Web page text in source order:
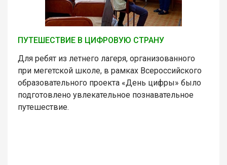
ПУТЕШЕСТВИЕ В ЦИФРОВУЮ СТРАНУ
Для ребят из летнего лагеря, организованного
при мегетской школе, в рамках Всероссийского
образовательного проекта «День цифры» было
подготовлено увлекательное познавательное
путешествие.